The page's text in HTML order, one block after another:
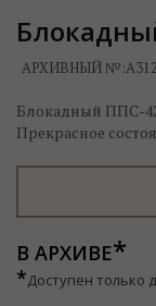
АРХИВНЫЙ №:
Блокадный ППС-
Прекрасное
В АРХИВЕ
*Доступен только